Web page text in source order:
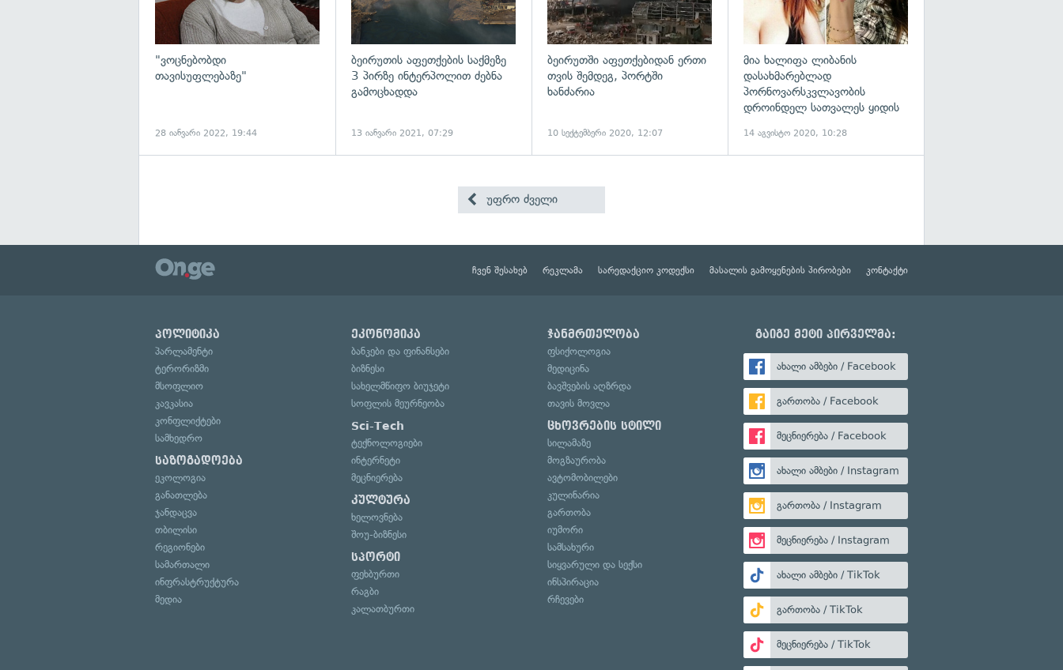
"ვოცნებობდი
თავისუფლებაზე"
28 იანვარი 2022, 19:44
ბეირუთის აფეთქების საქმეზე
3 პირზე ინტერპოლით ძებნა
გამოცხადდა
13 იანვარი 2021, 07:29
ბეირუთში აფეთქებიდან ერთი
თვის შემდეგ, პორტში
ხანძარია
10 სექტემბერი 2020, 12:07
მია ხალიფა ლიბანის
დასახმარებლად
პორნოვარსკვლავობის
დროინდელ სათვალეს ყიდის
14 აგვისტო 2020, 10:28
უფრო ძველი
ჩვენ შესახებ რეკლამა სარედაქციო კოდექსი მასალის გამოყენების პირობები კონტაქტი
პოლიტიკა
პარლამენტი
ტერორიზმი
მსოფლიო
კავკასია
კონფლიქტები
სამხედრო
საზოგადოება
ეკოლოგია
განათლება
ჯანდაცვა
თბილისი
რეგიონები
სამართალი
ინფრასტრუქტურა
მედია
ეკონომიკა
ბანკები და ფინანსები
ბიზნესი
სახელმწიფო ბიუჯეტი
სოფლის მეურნეობა
Sci-Tech
ტექნოლოგიები
ინტერნეტი
მეცნიერება
კულტურა
ხელოვნება
შოუ-ბიზნესი
სპორტი
ფეხბურთი
რაგბი
კალათბურთი
ჯანმრთელობა
ფსიქოლოგია
მედიცინა
ბავშვების აღზრდა
თავის მოვლა
ცხოვრების სტილი
სილამაზე
მოგზაურობა
ავტომობილები
კულინარია
გართობა
იუმორი
სამსახური
სიყვარული და სექსი
ინსპირაცია
რჩევები
გაიგე მეტი პირველმა:
ახალი ამბები / Facebook
გართობა / Facebook
მეცნიერება / Facebook
ახალი ამბები / Instagram
გართობა / Instagram
მეცნიერება / Instagram
ახალი ამბები / TikTok
გართობა / TikTok
მეცნიერება / TikTok